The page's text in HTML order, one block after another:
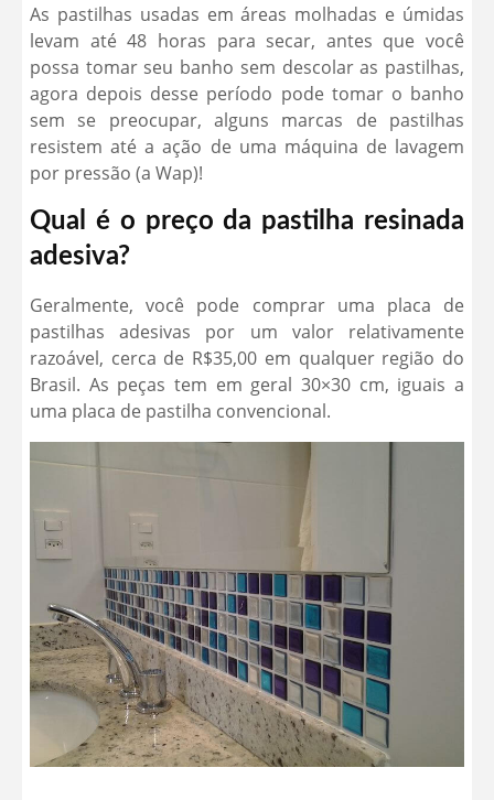
As pastilhas usadas em áreas molhadas e úmidas
levam até 48 horas para secar, antes que você
possa tomar seu banho sem descolar as pastilhas,
agora depois desse período pode tomar o banho
sem se preocupar, alguns marcas de pastilhas
resistem até a ação de uma máquina de lavagem
por pressão (a Wap)!
Qual é o preço da pastilha resinada
adesiva?
Geralmente, você pode comprar uma placa de
pastilhas adesivas por um valor relativamente
razoável, cerca de R$35,00 em qualquer região do
Brasil. As peças tem em geral 30×30 cm, iguais a
uma placa de pastilha convencional.